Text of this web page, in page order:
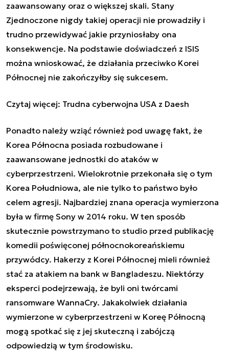
zaawansowany oraz o większej skali. Stany
Zjednoczone nigdy takiej operacji nie prowadziły i
trudno przewidywać jakie przyniosłaby ona
konsekwencje. Na podstawie doświadczeń z ISIS
można wnioskować, że działania przeciwko Korei
Północnej nie zakończyłby się sukcesem.
Czytaj więcej: Trudna cyberwojna USA z Daesh
Ponadto należy wziąć również pod uwagę fakt, że
Korea Północna posiada rozbudowane i
zaawansowane jednostki do ataków w
cyberprzestrzeni. Wielokrotnie przekonała się o tym
Korea Południowa, ale nie tylko to państwo było
celem agresji. Najbardziej znana operacja wymierzona
była w firmę Sony w 2014 roku. W ten sposób
skutecznie powstrzymano to studio przed publikację
komedii poświęconej północnokoreańskiemu
przywódcy. Hakerzy z Korei Północnej mieli również
stać za atakiem na bank w Bangladeszu. Niektórzy
eksperci podejrzewają, że byli oni twórcami
ransomware WannaCry. Jakakolwiek działania
wymierzone w cyberprzestrzeni w Koreę Północną
mogą spotkać się z jej skuteczną i zabójczą
odpowiedzią w tym środowisku.